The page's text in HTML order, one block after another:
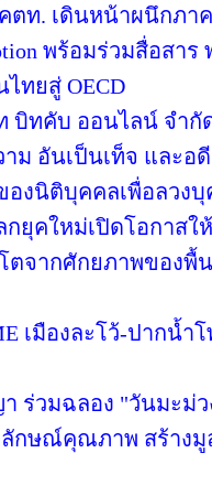
ตท. เดินหน้าผนึกภา
พร้อมร่วมสื่อสา
ทยสู่ OECD
บิทคับ ออนไลน์ จำ
ม อันเป็นเท็จ และอ
องนิติบุคคลเพื่อลวง
ยุคใหม่เปิดโอกาสใ
ตจากศักยภาพของพื้
เมืองละโว้-ปากน้
ร่วมฉลอง "วันมะม่
กษณ์คุณภาพ สร้างมู